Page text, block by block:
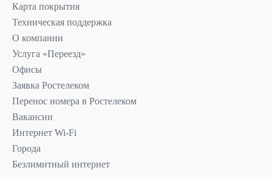
Карта покрытия
Техническая поддержка
О компании
Услуга «Переезд»
Офисы
Заявка Ростелеком
Перенос номера в Ростелеком
Вакансии
Интернет Wi-Fi
Города
Безлимитный интернет